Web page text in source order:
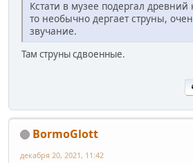
Кстати в музее подергал древний
то необычно дергает струны,
звучание.
Там струны сдвоенные.
BormoGlott
декабря 20, 2021, 11:42